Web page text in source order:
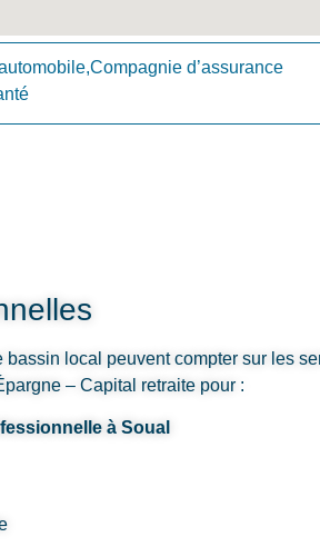
d’assurance
local peuvent compter sur les
– Capital retraite pour :
à Soual